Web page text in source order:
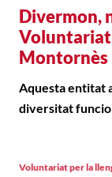
Divermon,
Voluntariat
Montornès
Aquesta entitat
diversitat
Voluntariat per la